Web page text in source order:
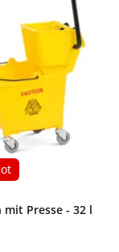
mit Presse - 32 l